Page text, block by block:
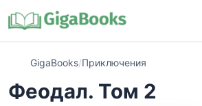
GigaBooks/Приключения
Феодал. Том 2